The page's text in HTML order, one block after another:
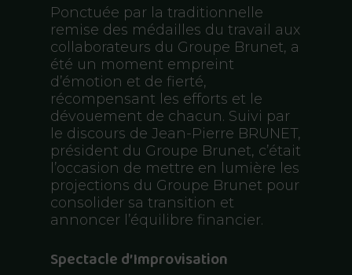
Ponctuée par la traditionnelle
remise des médailles du travail aux
collaborateurs du Groupe Brunet, a
été un moment empreint
d’émotion et de fierté,
récompensant les efforts et le
dévouement de chacun. Suivi par
le discours de Jean-Pierre BRUNET,
président du Groupe Brunet, c’était
l’occasion de mettre en lumière les
projections du Groupe Brunet pour
consolider sa transition et
annoncer l’équilibre financier.
Spectacle d’Improvisation